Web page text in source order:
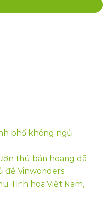
phố không ngủ
thú bán hoang dã
đề Vinwonders.
Tinh hoa Việt Nam,